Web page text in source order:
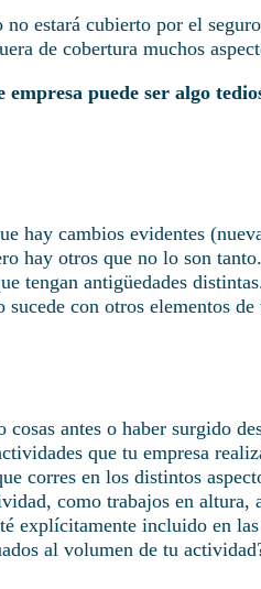
estará cubierto por el
de cobertura muchos
puede ser algo
hay cambios evidentes
hay otros que no lo son
tengan antigüedades
con otros elementos de
antes o haber surgido
que tu empresa
corres en los distintos
como trabajos en altura,
explícitamente incluido en
al volumen de tu